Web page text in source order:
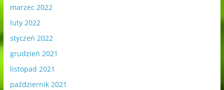
marzec 2022
luty 2022
styczeń 2022
grudzień 2021
listopad 2021
październik 2021